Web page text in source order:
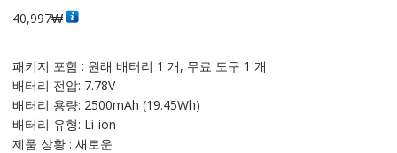
40,997₩
패키지 포함 : 원래 배터리 1 개, 무료 도구 1 개
배터리 전압: 7.78V
배터리 용량: 2500mAh (19.45Wh)
배터리 유형: Li-ion
제품 상황 : 새로운